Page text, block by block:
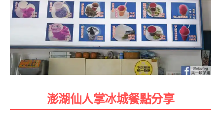
澎湖仙人掌冰城餐點分享